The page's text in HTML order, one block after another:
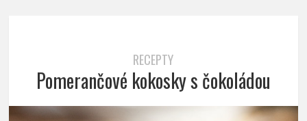
RECEPTY
Pomerančové kokosky s čokoládou